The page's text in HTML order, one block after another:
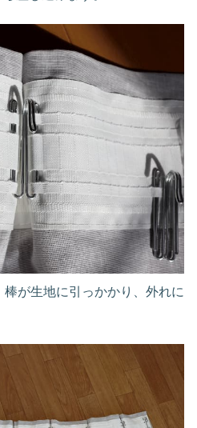
が生地に引っかかり、外れに